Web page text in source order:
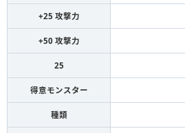
+25 攻撃力
+50 攻撃力
25
得意モンスター
種類